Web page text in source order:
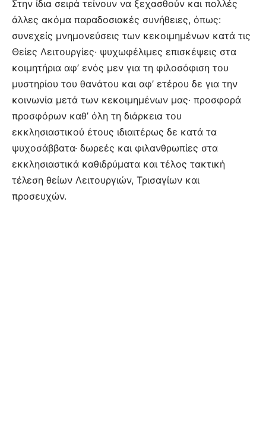
Στην ίδια σειρά τείνουν να ξεχασθούν και πολλές
άλλες ακόμα παραδοσιακές συνήθειες, όπως:
συνεχείς μνημονεύσεις των κεκοιμημένων κατά τις
Θείες Λειτουργίες· ψυχωφέλιμες επισκέψεις στα
κοιμητήρια αφ’ ενός μεν για τη φιλοσόφιση του
μυστηρίου του θανάτου και αφ’ ετέρου δε για την
κοινωνία μετά των κεκοιμημένων μας· προσφορά
προσφόρων καθ’ όλη τη διάρκεια του
εκκλησιαστικού έτους ιδιαιτέρως δε κατά τα
ψυχοσάββατα· δωρεές και φιλανθρωπίες στα
εκκλησιαστικά καθιδρύματα και τέλος τακτική
τέλεση θείων Λειτουργιών, Τρισαγίων και
προσευχών.